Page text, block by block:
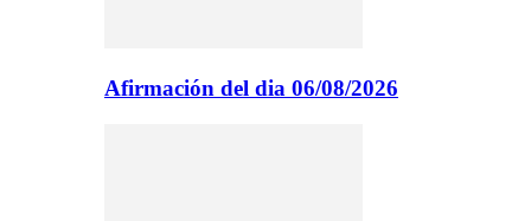
Afirmación del dia 06/08/2026